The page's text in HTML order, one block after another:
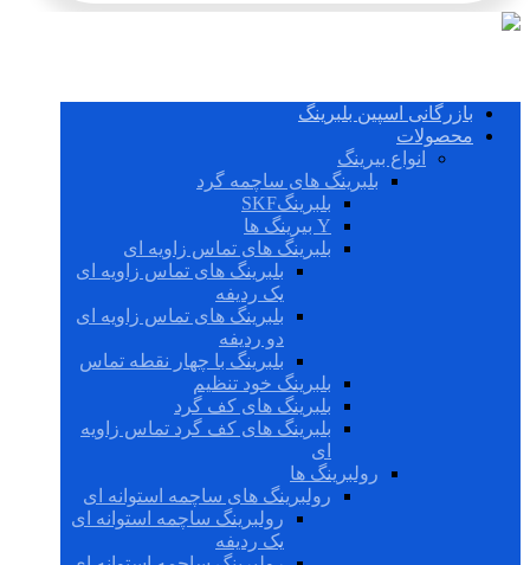
بازرگانی اسپین بلبرینگ
محصولات
انواع بیرینگ
بلبرینگ های ساچمه گرد
بلبرینگSKF
Y بیرینگ ها
بلبرینگ های تماس زاویه ای
بلبرینگ های تماس زاویه ای
یک ردیفه
بلبرینگ های تماس زاویه ای
دو ردیفه
بلبرینگ با چهار نقطه تماس
بلبرینگ خود تنظیم
بلبرینگ های کف گرد
بلبرینگ های کف گرد تماس زاویه
ای
رولبرینگ ها
رولبرینگ های ساچمه استوانه ای
رولبرینگ ساچمه استوانه ای
یک ردیفه